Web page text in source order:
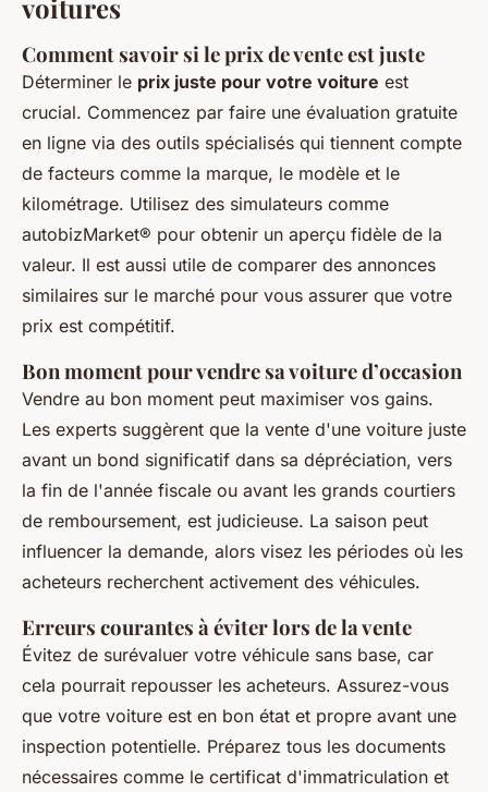
voitures
Comment savoir si le prix de vente est juste
Déterminer le prix juste pour votre voiture est
crucial. Commencez par faire une évaluation gratuite
en ligne via des outils spécialisés qui tiennent compte
de facteurs comme la marque, le modèle et le
kilométrage. Utilisez des simulateurs comme
autobizMarket® pour obtenir un aperçu fidèle de la
valeur. Il est aussi utile de comparer des annonces
similaires sur le marché pour vous assurer que votre
prix est compétitif.
Bon moment pour vendre sa voiture d’occasion
Vendre au bon moment peut maximiser vos gains.
Les experts suggèrent que la vente d'une voiture juste
avant un bond significatif dans sa dépréciation, vers
la fin de l'année fiscale ou avant les grands courtiers
de remboursement, est judicieuse. La saison peut
influencer la demande, alors visez les périodes où les
acheteurs recherchent activement des véhicules.
Erreurs courantes à éviter lors de la vente
Évitez de surévaluer votre véhicule sans base, car
cela pourrait repousser les acheteurs. Assurez-vous
que votre voiture est en bon état et propre avant une
inspection potentielle. Préparez tous les documents
nécessaires comme le certificat d'immatriculation et